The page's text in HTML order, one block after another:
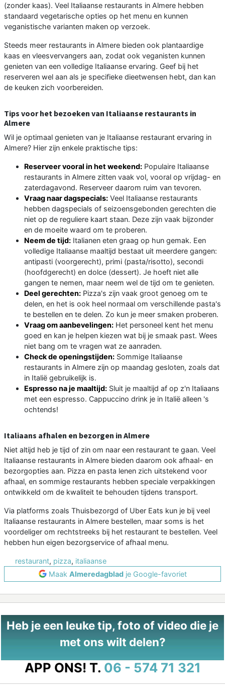
(zonder kaas). Veel Italiaanse restaurants in Almere hebben
standaard vegetarische opties op het menu en kunnen
veganistische varianten maken op verzoek.
Steeds meer restaurants in Almere bieden ook plantaardige
kaas en vleesvervangers aan, zodat ook veganisten kunnen
genieten van een volledige Italiaanse ervaring. Geef bij het
reserveren wel aan als je specifieke dieetwensen hebt, dan kan
de keuken zich voorbereiden.
Tips voor het bezoeken van Italiaanse restaurants in
Almere
Wil je optimaal genieten van je Italiaanse restaurant ervaring in
Almere? Hier zijn enkele praktische tips:
Reserveer vooral in het weekend: Populaire Italiaanse
restaurants in Almere zitten vaak vol, vooral op vrijdag- en
zaterdagavond. Reserveer daarom ruim van tevoren.
Vraag naar dagspecials: Veel Italiaanse restaurants
hebben dagspecials of seizoensgebonden gerechten die
niet op de reguliere kaart staan. Deze zijn vaak bijzonder
en de moeite waard om te proberen.
Neem de tijd: Italianen eten graag op hun gemak. Een
volledige Italiaanse maaltijd bestaat uit meerdere gangen:
antipasti (voorgerecht), primi (pasta/risotto), secondi
(hoofdgerecht) en dolce (dessert). Je hoeft niet alle
gangen te nemen, maar neem wel de tijd om te genieten.
Deel gerechten: Pizza's zijn vaak groot genoeg om te
delen, en het is ook heel normaal om verschillende pasta's
te bestellen en te delen. Zo kun je meer smaken proberen.
Vraag om aanbevelingen: Het personeel kent het menu
goed en kan je helpen kiezen wat bij je smaak past. Wees
niet bang om te vragen wat ze aanraden.
Check de openingstijden: Sommige Italiaanse
restaurants in Almere zijn op maandag gesloten, zoals dat
in Italië gebruikelijk is.
Espresso na je maaltijd: Sluit je maaltijd af op z'n Italiaans
met een espresso. Cappuccino drink je in Italië alleen 's
ochtends!
Italiaans afhalen en bezorgen in Almere
Niet altijd heb je tijd of zin om naar een restaurant te gaan. Veel
Italiaanse restaurants in Almere bieden daarom ook afhaal- en
bezorgopties aan. Pizza en pasta lenen zich uitstekend voor
afhaal, en sommige restaurants hebben speciale verpakkingen
ontwikkeld om de kwaliteit te behouden tijdens transport.
Via platforms zoals Thuisbezorgd of Uber Eats kun je bij veel
Italiaanse restaurants in Almere bestellen, maar soms is het
voordeliger om rechtstreeks bij het restaurant te bestellen. Veel
hebben hun eigen bezorgservice of afhaal menu.
restaurant, pizza, italiaanse
Maak Almeredagbladje Google-favoriet
Heb je een leuke tip, foto of video die je
met ons wilt delen?
APP ONS! T. 06 - 574 71 321